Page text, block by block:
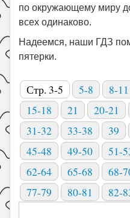
по окружающему миру
всех одинаково.
Надеемся, наши ГДЗ
пятерки.
Стр. 3-5 5-8 8-11
15-18
21 20-21
31-32
33-38 39
45-48
49-50 51-
62-64
65-68 68-
77-79
80-81 82-